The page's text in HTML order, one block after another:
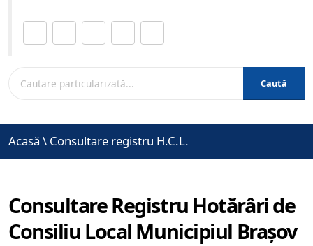
Caută
Acasă \ Consultare registru H.C.L.
Consultare Registru Hotărâri de
Consiliu Local Municipiul Brașov